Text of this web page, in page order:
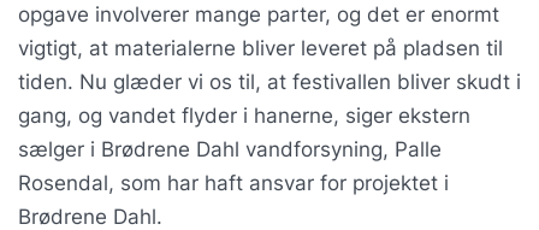
opgave involverer mange parter, og det er enormt
vigtigt, at materialerne bliver leveret på pladsen til
tiden. Nu glæder vi os til, at festivallen bliver skudt i
gang, og vandet flyder i hanerne, siger ekstern
sælger i Brødrene Dahl vandforsyning, Palle
Rosendal, som har haft ansvar for projektet i
Brødrene Dahl.